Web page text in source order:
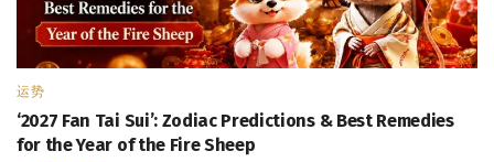
运势
‘2027 Fan Tai Sui’: Zodiac Predictions & Best Remedies
for the Year of the Fire Sheep